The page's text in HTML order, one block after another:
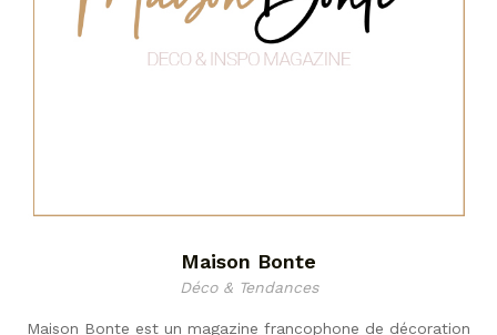
Maison Bonte
Déco & Tendances
Maison Bonte est un magazine francophone de décoration